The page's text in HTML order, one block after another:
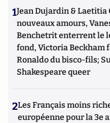
1Jean Dujardin &
nouveaux amours,
Benchetrit enterrent le
fond, Victoria Beckham
Ronaldo du bisco-fils;
Shakespeare queer
2Les Français moins
européenne pour la 3e